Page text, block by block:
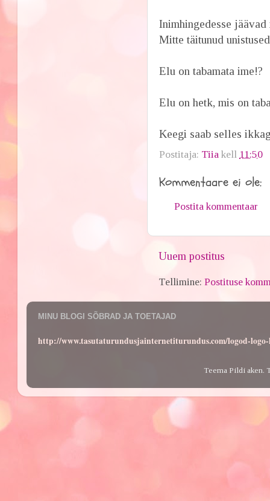
Inimhingedesse
Mitte täitunud
Elu on tabamata ime!?
Elu on hetk, mis on
Keegi saab selles
Postitaja: Tiia kell 11:50
Kommentaare ei ole:
Postita kommentaar
Uuem postitus
Tellimine:Postituse
MINU BLOGI SÕBRAD JA TOETAJAD
http://www.tasutaturundusjainternetiturundus.com/logod-
Teema Pildi aken.